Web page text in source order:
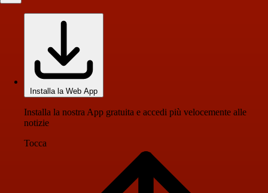
Installa la Web App
Installa la nostra App gratuita e accedi più velocemente alle
notizie
Tocca